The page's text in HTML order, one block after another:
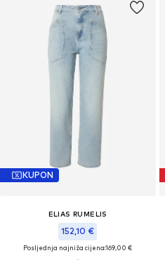
KUPON
ELIAS RUMELIS
152,10 €
Posljednja najniža cijena:169,00 €